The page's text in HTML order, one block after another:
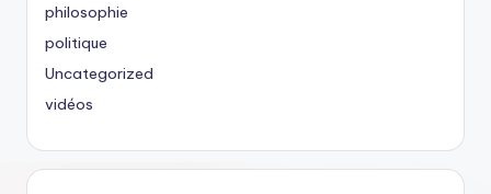
philosophie
politique
Uncategorized
vidéos